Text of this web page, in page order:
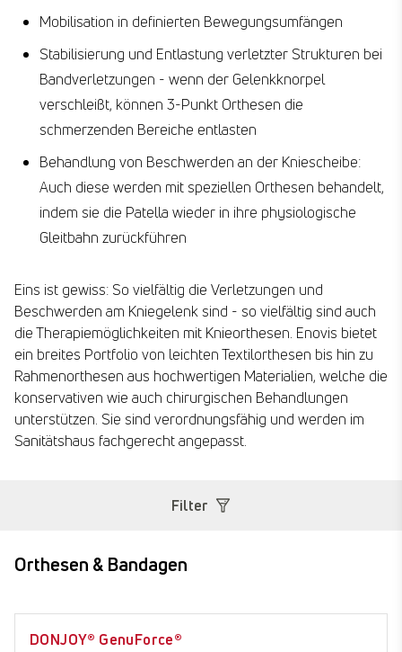
Mobilisation in definierten Bewegungsumfängen
Stabilisierung und Entlastung verletzter Strukturen bei
Bandverletzungen - wenn der Gelenkknorpel
verschleißt, können 3-Punkt Orthesen die
schmerzenden Bereiche entlasten
Behandlung von Beschwerden an der Kniescheibe:
Auch diese werden mit speziellen Orthesen behandelt,
indem sie die Patella wieder in ihre physiologische
Gleitbahn zurückführen
Eins ist gewiss: So vielfältig die Verletzungen und
Beschwerden am Kniegelenk sind - so vielfältig sind auch
die Therapiemöglichkeiten mit Knieorthesen. Enovis bietet
ein breites Portfolio von leichten Textilorthesen bis hin zu
Rahmenorthesen aus hochwertigen Materialien, welche die
konservativen wie auch chirurgischen Behandlungen
unterstützen. Sie sind verordnungsfähig und werden im
Sanitätshaus fachgerecht angepasst.
Filter
Orthesen & Bandagen
DONJOY® GenuForce®